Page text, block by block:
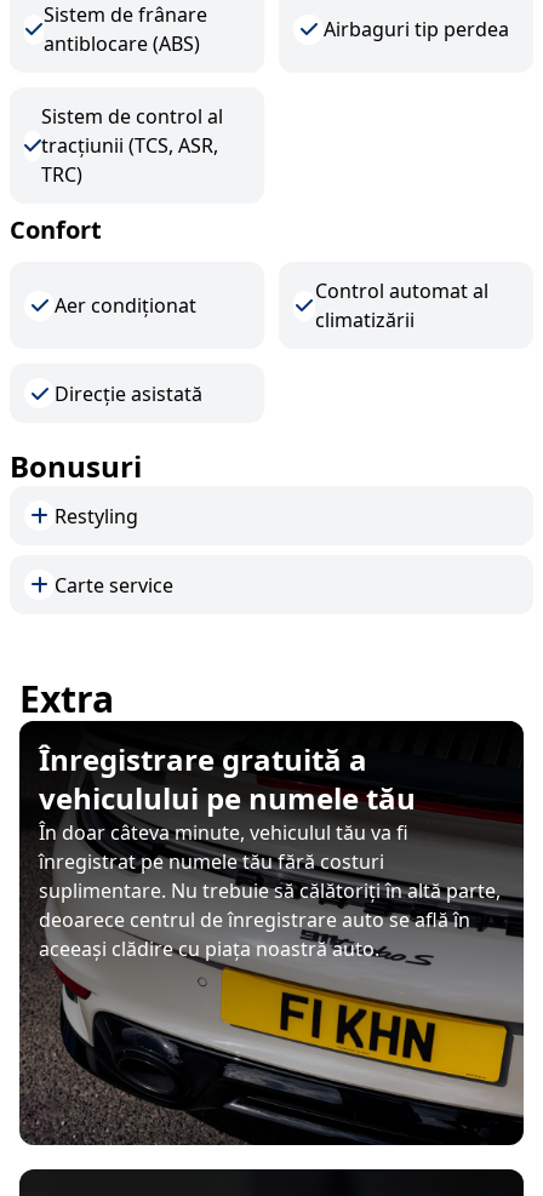
Sistem de frânare
antiblocare (ABS)
Airbaguri tip perdea
Sistem de control al
tracțiunii (TCS, ASR,
TRC)
Confort
Aer condiționat
Control automat al
climatizării
Direcție asistată
Bonusuri
Restyling
Carte service
Extra
Înregistrare gratuită a
vehiculului pe numele tău
În doar câteva minute, vehiculul tău va fi
înregistrat pe numele tău fără costuri
suplimentare. Nu trebuie să călătoriți în altă parte,
deoarece centrul de înregistrare auto se află în
aceeași clădire cu piața noastră auto.